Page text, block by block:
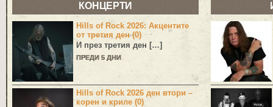
КОНЦЕРТИ
Hills of Rock 2026: Акцентите
от третия ден (0)
И през третия ден […]
ПРЕДИ 5 ДНИ
Hills of Rock 2026 ден втори –
корен и криле (0)